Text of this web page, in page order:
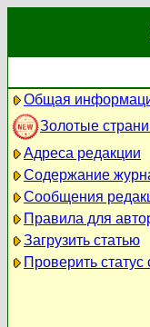
Общая
Золотые
Адреса редакции
Содержание
Сообщения
Правила для
Загрузить статью
Проверить статус